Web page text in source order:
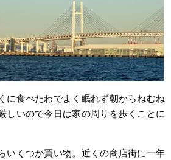
に食べたわでよく眠れず朝からねむね
しいので今日は家の周りを歩くことに
いくつか買い物。近くの商店街に一年